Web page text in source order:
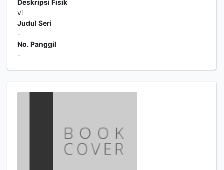
Deskripsi Fisik
vi
Judul Seri
-
No. Panggil
-